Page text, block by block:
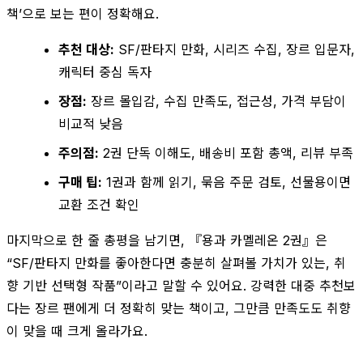
책’으로 보는 편이 정확해요.
추천 대상: SF/판타지 만화, 시리즈 수집, 장르 입문자,
캐릭터 중심 독자
장점: 장르 몰입감, 수집 만족도, 접근성, 가격 부담이
비교적 낮음
주의점: 2권 단독 이해도, 배송비 포함 총액, 리뷰 부족
구매 팁: 1권과 함께 읽기, 묶음 주문 검토, 선물용이면
교환 조건 확인
마지막으로 한 줄 총평을 남기면, 『용과 카멜레온 2권』은
“SF/판타지 만화를 좋아한다면 충분히 살펴볼 가치가 있는, 취
향 기반 선택형 작품”이라고 말할 수 있어요. 강력한 대중 추천보
다는 장르 팬에게 더 정확히 맞는 책이고, 그만큼 만족도도 취향
이 맞을 때 크게 올라가요.